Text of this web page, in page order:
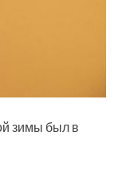
зимы был в